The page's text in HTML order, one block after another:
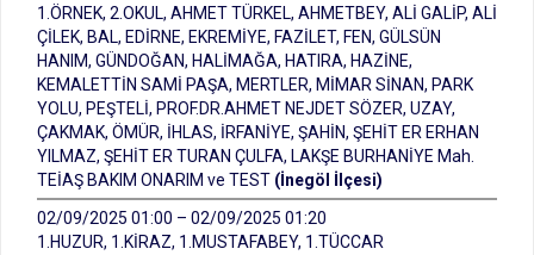
1.ÖRNEK, 2.OKUL, AHMET TÜRKEL, AHMETBEY, ALİ GALİP, ALİ
ÇİLEK, BAL, EDİRNE, EKREMİYE, FAZİLET, FEN, GÜLSÜN
HANIM, GÜNDOĞAN, HALİMAĞA, HATIRA, HAZİNE,
KEMALETTİN SAMİ PAŞA, MERTLER, MİMAR SİNAN, PARK
YOLU, PEŞTELİ, PROF.DR.AHMET NEJDET SÖZER, UZAY,
ÇAKMAK, ÖMÜR, İHLAS, İRFANİYE, ŞAHİN, ŞEHİT ER ERHAN
YILMAZ, ŞEHİT ER TURAN ÇULFA, LAKŞE BURHANİYE Mah.
TEİAŞ BAKIM ONARIM ve TEST (İnegöl İlçesi)
02/09/2025 01:00 – 02/09/2025 01:20
1.HUZUR, 1.KİRAZ, 1.MUSTAFABEY, 1.TÜCCAR